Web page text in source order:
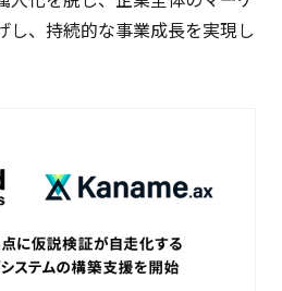
し、持続的な事業成長を実現し